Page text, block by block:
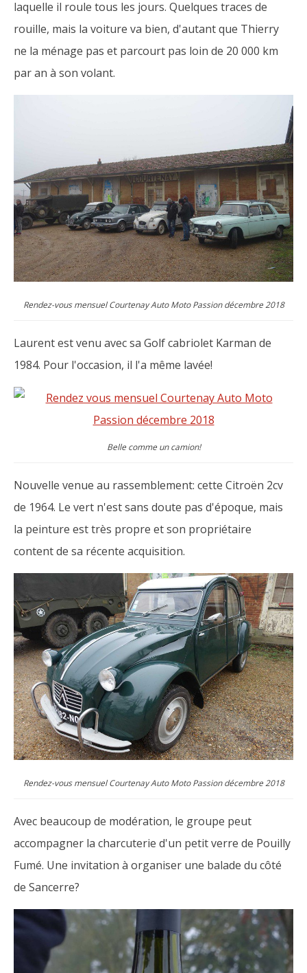
laquelle il roule tous les jours. Quelques traces de
rouille, mais la voiture va bien, d'autant que Thierry
ne la ménage pas et parcourt pas loin de 20 000 km
par an à son volant.
Rendez-vous mensuel Courtenay Auto Moto Passion décembre 2018
Laurent est venu avec sa Golf cabriolet Karman de
1984. Pour l'occasion, il l'a même lavée!
Belle comme un camion!
Nouvelle venue au rassemblement: cette Citroën 2cv
de 1964. Le vert n'est sans doute pas d'époque, mais
la peinture est très propre et son propriétaire
content de sa récente acquisition.
Rendez-vous mensuel Courtenay Auto Moto Passion décembre 2018
Avec beaucoup de modération, le groupe peut
accompagner la charcuterie d'un petit verre de Pouilly
Fumé. Une invitation à organiser une balade du côté
de Sancerre?